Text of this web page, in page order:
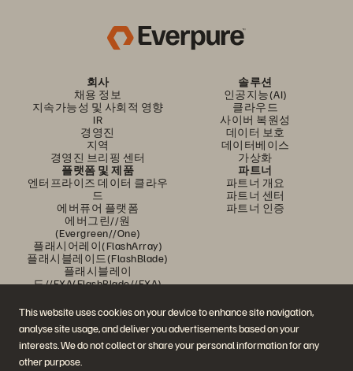
This website uses cookies on your device to enhance site navigation,
analyse site usage, and deliver you advertisements based on your
interests. We do not collect or share your personal information for any
other purpose.
회사
채용 정보
지속가능성 및 사회적 영향
IR
경영진
지역
경영진 브리핑 센터
솔루션
인공지능(AI)
클라우드
사이버 복원성
데이터 보호
데이터베이스
가상화
플랫폼 및 제품
엔터프라이즈 데이터 클라우
드
에버퓨어 플랫폼
에버그린//원
(Evergreen//One)
플래시어레이(FlashArray)
플래시블레이드(FlashBlade)
플래시블레이
드//EXA(FlashBlade//EXA)
포트웍스(Portworx)
파트너
파트너 개요
파트너 센터
파트너 인증
Pure360 데모
이벤트 및 웨비나
제품 공지사항
영업팀에 문의하기
문의하기